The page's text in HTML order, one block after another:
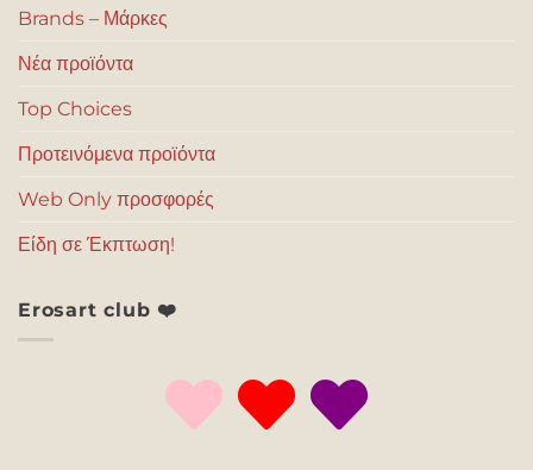
Brands – Μάρκες
Νέα προϊόντα
Top Choices
Προτεινόμενα προϊόντα
Web Only προσφορές
Είδη σε Έκπτωση!
Erosart club ❤️